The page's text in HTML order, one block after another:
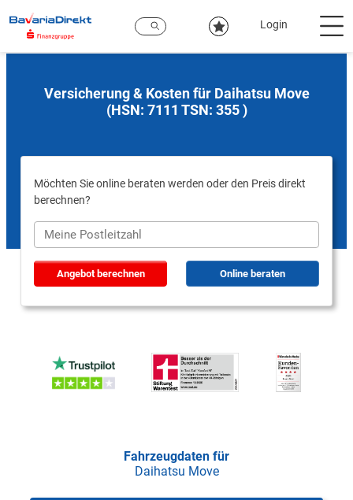
Hauptinhalt
Login
Versicherung & Kosten für Daihatsu Move
(HSN: 7111 TSN: 355 )
Möchten Sie online beraten werden oder den Preis direkt
berechnen?
Angebot berechnen Online beraten
Fahrzeugdaten für
Daihatsu Move